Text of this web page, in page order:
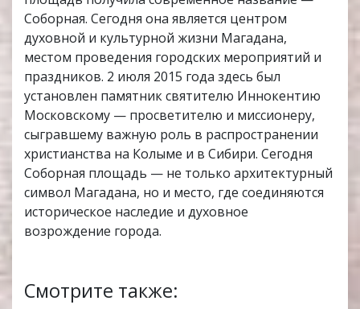
Соборная. Сегодня она является центром
духовной и культурной жизни Магадана,
местом проведения городских мероприятий и
праздников. 2 июля 2015 года здесь был
установлен памятник святителю Иннокентию
Московскому — просветителю и миссионеру,
сыгравшему важную роль в распространении
христианства на Колыме и в Сибири. Сегодня
Соборная площадь — не только архитектурный
символ Магадана, но и место, где соединяются
историческое наследие и духовное
возрождение города.
Смотрите также: